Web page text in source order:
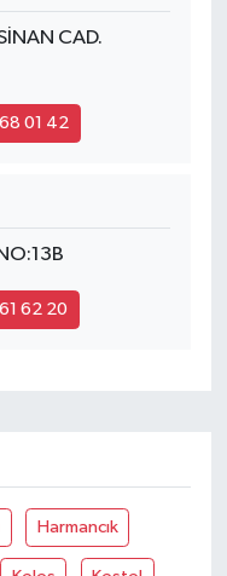
CAD.
01 42
62 20
Harmancık